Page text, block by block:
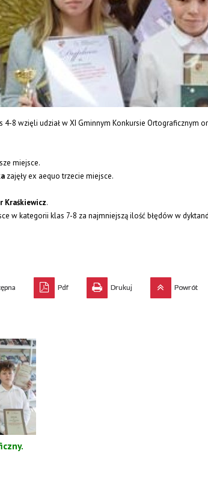
4-8 wzięli udział w XI Gminnym Konkursie Ortograficznym
miejsce.
zajęły ex aequo trzecie miejsce.
Kraśkiewicz.
w kategorii klas 7-8 za najmniejszą ilość błędów w
Pdf Drukuj Powrót